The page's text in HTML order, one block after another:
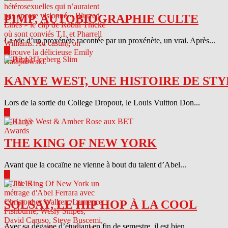
PIMP, AUTOBIOGRAPHIE CULTE
La vie d’un proxénète racontée par un proxénète, un vrai. Après...
04.12.13
KANYE WEST, UNE HISTOIRE DE
Lors de la sortie du College Dropout, le Louis Vuitton Don...
04.11.13
THE KING OF NEW YORK
Avant que la cocaïne ne vienne à bout du talent d’Abel...
04.10.13
SOLSAY, LE HIP HOP À LA COOL